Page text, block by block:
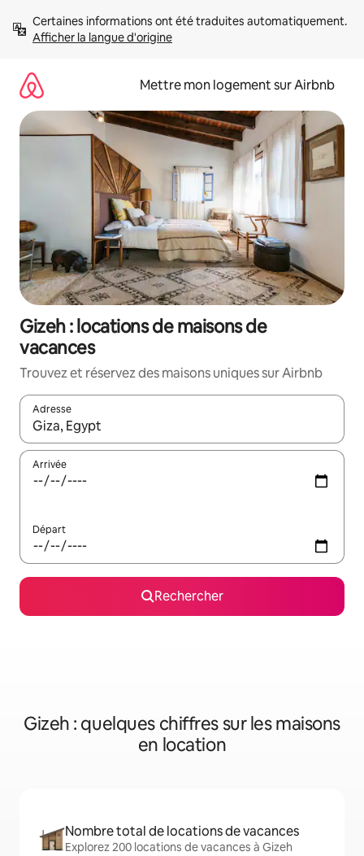
directement
Afficher la langue d'origine
Mettre mon logement sur Airbnb
Gizeh : locations de maisons de
vacances
Trouvez et réservez des maisons uniques sur Airbnb
Adresse
Lorsque les résultats s'affichent, utilisez les flèches vers le
Arrivée
Départ
Rechercher
Gizeh : quelques chiffres sur les maisons
en location
Nombre total de locations de vacances
Explorez 200 locations de vacances à Gizeh